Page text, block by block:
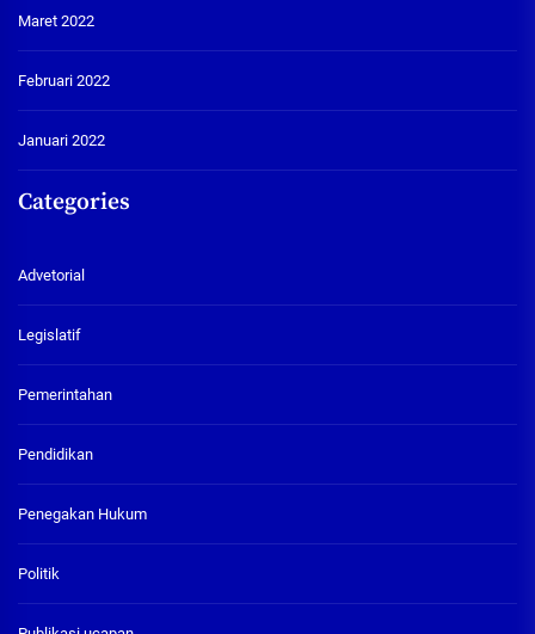
Maret 2022
Februari 2022
Januari 2022
Categories
Advetorial
Legislatif
Pemerintahan
Pendidikan
Penegakan Hukum
Politik